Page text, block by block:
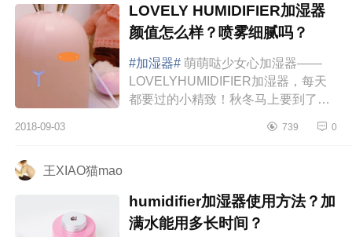
LOVELY HUMIDIFIER加湿器
颜值怎么样？喷雾细腻吗？
#加湿器# 萌萌哒少女心加湿器——
LOVELYHUMIDIFIER加湿器，每天
都要过的小精致！秋冬马上要到了，
下，看到这个少女心满满的加湿器忍
2018-09-03 739 0
王XIAO猫mao
humidifier加湿器使用方法？加
满水能用多长时间？